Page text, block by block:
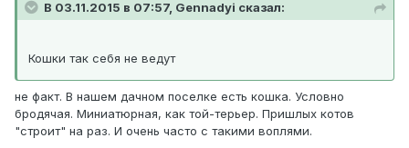
В 03.11.2015 в 07:57, Gennadyi сказал:
Кошки так себя не ведут
не факт. В нашем дачном поселке есть кошка. Условно
бродячая. Миниатюрная, как той-терьер. Пришлых котов
"строит" на раз. И очень часто с такими воплями.